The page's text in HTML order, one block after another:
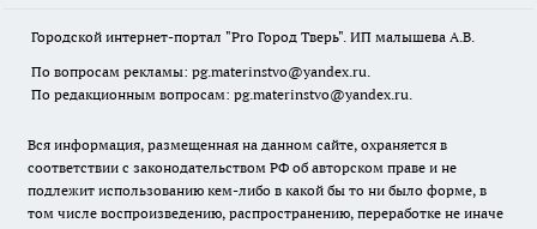
Городской интернет-портал "Pro Город Тверь". ИП малышева А.В.
По вопросам рекламы: pg.materinstvo@yandex.ru.
По редакционным вопросам: pg.materinstvo@yandex.ru.
Вся информация, размещенная на данном сайте, охраняется в
соответствии с законодательством РФ об авторском праве и не
подлежит использованию кем-либо в какой бы то ни было форме, в
том числе воспроизведению, распространению, переработке не иначе